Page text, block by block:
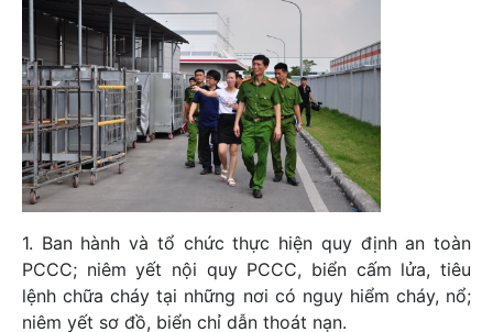
1. Ban hành và tổ chức thực hiện quy định an toàn
PCCC; niêm yết nội quy PCCC, biển cấm lửa, tiêu
lệnh chữa cháy tại những nơi có nguy hiểm cháy, nổ;
niêm yết sơ đồ, biển chỉ dẫn thoát nạn.